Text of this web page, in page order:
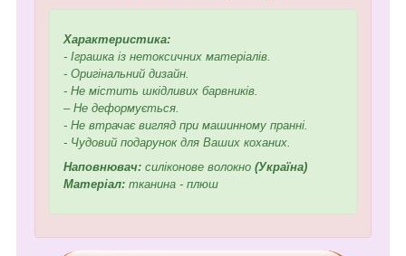
Характеристика:
- Іграшка із нетоксичних матеріалів.
- Оригінальний дизайн.
- Не містить шкідливих барвників.
– Не деформується.
- Не втрачає вигляд при машинному пранні.
- Чудовий подарунок для Ваших коханих.
Наповнювач: силіконове волокно (Україна)
Матеріал: тканина - плюш